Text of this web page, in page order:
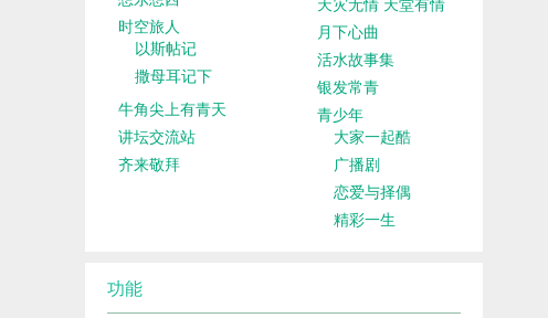
时空旅人
以斯帖记
撒母耳记下
牛角尖上有青天
讲坛交流站
齐来敬拜
月下心曲
活水故事集
银发常青
青少年
大家一起酷
广播剧
恋爱与择偶
精彩一生
功能